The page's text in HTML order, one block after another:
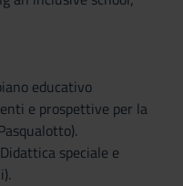
educativo
e prospettive per la
speciale e